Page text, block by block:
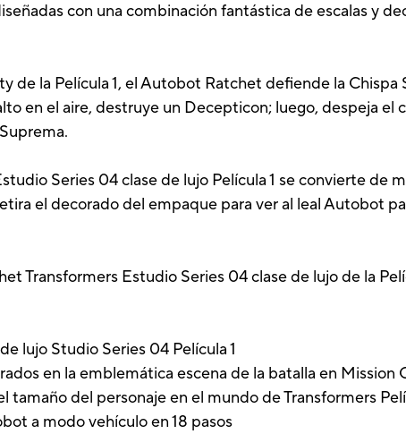
con una combinación fantástica de escalas y
de la Película 1, el Autobot Ratchet defiende la
en el aire, destruye un Decepticon; luego, despeja el
Series 04 clase de lujo Película 1 se convierte de
el decorado del empaque para ver al leal Autobot
Transformers Estudio Series 04 clase de lujo de la
lujo Studio Series 04 Película 1
en la emblemática escena de la batalla en Mission
tamaño del personaje en el mundo de Transformers
a modo vehículo en 18 pasos